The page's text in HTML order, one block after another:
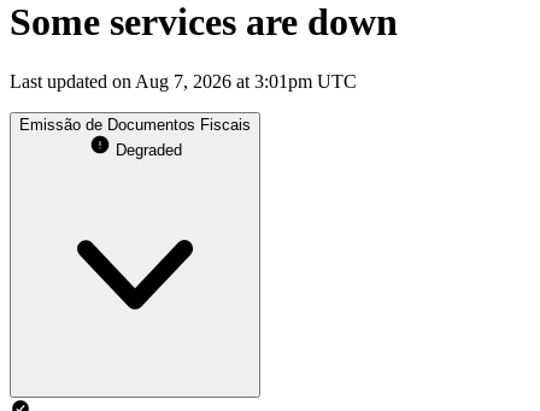
Some services are down
Last updated on Aug 7, 2026 at 3:01pm UTC
Emissão de Documentos Fiscais
Degraded